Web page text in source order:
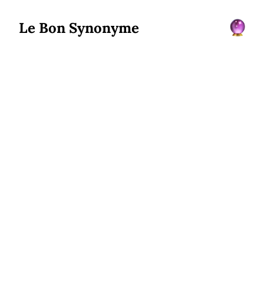
Le Bon Synonyme